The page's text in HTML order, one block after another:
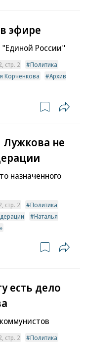
эфире
России"
стр. 2
Политика
Корченкова
Архив
не
назначенного
стр. 2
Политика
Наталья
есть дело
стр. 2
Политика